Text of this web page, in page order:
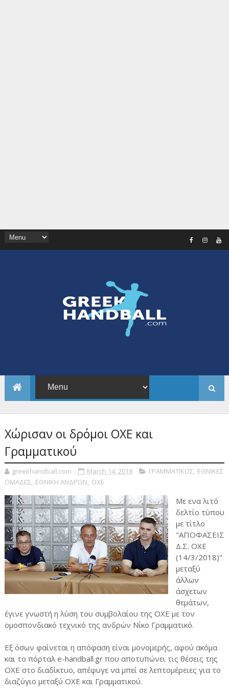
Χώρισαν οι δρόμοι ΟΧΕ και
Γραμματικού
greekhandball.com March 14, 2018 ΓΡΑΜΜΑΤΙΚΟΣ, ΕΘΝΙΚΕΣ
ΟΜΑΔΕΣ, ΕΘΝΙΚΗ ΑΝΔΡΩΝ, ΟΧΕ
Με ενα λιτό
δελτίο τύπου
με τίτλο
"ΑΠΟΦΑΣΕΙΣ
Δ.Σ. ΟΧΕ
(14/3/2018)"
μεταξύ
άλλων
άσχετων
θεμάτων,
έγινε γνωστή η λύση του συμβολαίου της ΟΧΕ με τον
ομοσπονδιακό τεχνικό της ανδρών Νίκο Γραμματικό.
Εξ όσων φαίνεται η απόφαση είναι μονομερής, αφού ακόμα
και το πόρταλ e-handball.gr που αποτυπώνει τις θέσεις της
ΟΧΕ στο διαδίκτυο, απέφυγε να μπεί σε λεπτομέρειες για το
διαζύγιο μεταξύ ΟΧΕ και Γραμματικού.